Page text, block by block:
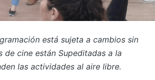
está sujeta a cambios sin
cine están Supeditadas a la
las actividades al aire libre.